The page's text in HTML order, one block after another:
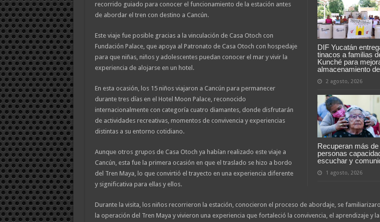
DIF Yucatán
tinacos a familias
Kunché para
almacenamiento
2 agosto, 2026
Recuperan más de
personas
escuchar y
1 agosto, 2026
recorrido guiado para conocer el funcionamiento de la estación antes
de abordar el tren con destino a Cancún.
Este viaje fue posible gracias a la vinculación de Casa Otoch con
Fundación Palace, que apoya al Patronato de Casa Otoch con hospedaje
para que niñas, niños y adolescentes puedan conocer el mar y vivir la
experiencia de alojarse en un hotel.
En esta ocasión, los 15 niños viajaron a Cancún para permanecer
durante tres días en el Hotel Moon Palace, reconocido
internacionalmente con categoría cuatro diamantes, donde disfrutarán
de actividades recreativas, momentos de convivencia y experiencias
distintas a su entorno cotidiano.
Aunque otros grupos de Casa Otoch ya habían realizado este viaje a
Cancún, esta fue la primera ocasión en que el traslado se hizo a bordo
del Tren Maya, lo que convirtió el trayecto en una experiencia diferente
y significativa para ellas y ellos.
Durante la visita, los niños recorrieron la estación, conocieron el proceso de abordaje, se
la operación del Tren Maya y vivieron una experiencia que fortaleció la convivencia, el aprendizaje y la